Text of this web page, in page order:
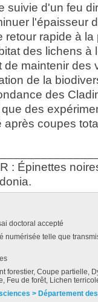
suivie d'un feu
l'épaisseur
rapide à
des lichens à
de maintenir des
de la
des
des
coupes
: Épinettes
doctoral accepté
numérisée telle que
forestier, Coupe partielle,
Feu de forêt, Lichen
> Département